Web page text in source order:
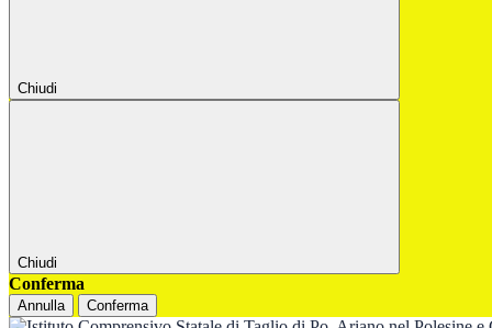
Chiudi
Chiudi
Conferma
Annulla Conferma